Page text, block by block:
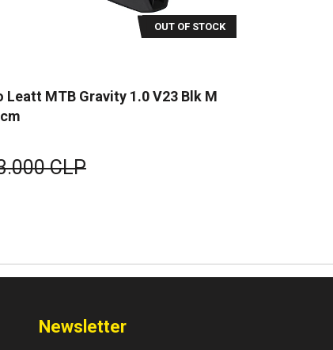
OUT OF STOCK
Leatt MTB Gravity 1.0 V23 Blk M
CLP
Newsletter